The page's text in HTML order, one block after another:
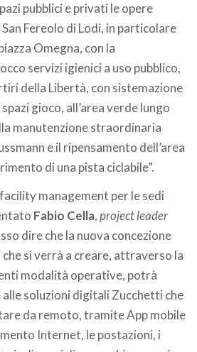
pubblici e privati le opere
Fereolo di Lodi, in particolare
Omegna, con la
servizi igienici a uso pubblico,
della Libertà, con sistemazione
gioco, all’area verde lungo
manutenzione straordinaria
e il ripensamento dell’area
di una pista ciclabile”.
management per le sedi
Fabio Cella,project leader
dire che la nuova concezione
si verrà a creare, attraverso la
modalità operative, potrà
soluzioni digitali Zucchetti che
da remoto, tramite App mobile
Internet, le postazioni, i